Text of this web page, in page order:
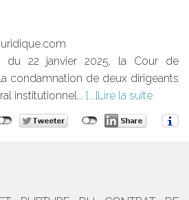
du 22 janvier 2025, la Cour de
condamnation de deux dirigeants
institutionnel...
Lire la suite